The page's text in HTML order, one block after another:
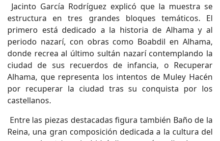
Jacinto García Rodríguez explicó que la muestra se
estructura en tres grandes bloques temáticos. El
primero está dedicado a la historia de Alhama y al
periodo nazarí, con obras como Boabdil en Alhama,
donde recrea al último sultán nazarí contemplando la
ciudad de sus recuerdos de infancia, o Recuperar
Alhama, que representa los intentos de Muley Hacén
por recuperar la ciudad tras su conquista por los
castellanos.
Entre las piezas destacadas figura también Baño de la
Reina, una gran composición dedicada a la cultura del